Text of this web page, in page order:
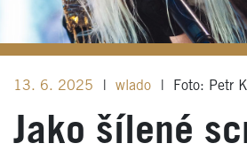
13. 6. 2025 wlado Foto: Petr
Jako šílené